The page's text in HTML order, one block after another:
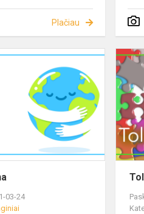
Plačiau
03-24